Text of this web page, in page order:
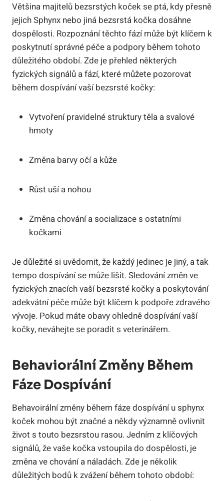
Většina majitelů bezsrstých koček se ptá, kdy přesně
jejich Sphynx nebo jiná bezsrstá kočka dosáhne
dospělosti. Rozpoznání těchto fází může být klíčem k
poskytnutí správné péče a podpory během tohoto
důležitého období. Zde je přehled některých
fyzických signálů a fází, které můžete pozorovat
během dospívání vaší bezsrsté kočky:
Vytvoření pravidelné struktury těla a svalové
hmoty
Změna barvy očí a kůže
Růst uší a nohou
Změna chování a socializace s ostatními
kočkami
Je důležité si uvědomit, že každý jedinec je jiný, a tak
tempo dospívání se může lišit. Sledování změn ve
fyzických znacích vaší bezsrsté kočky a poskytování
adekvátní péče může být klíčem k podpoře zdravého
vývoje. Pokud máte obavy ohledně dospívání vaší
kočky, neváhejte se poradit s veterinářem.
Behaviorální Změny Během
Fáze Dospívání
Behavoirální změny během fáze dospívání u sphynx
koček mohou být značné a někdy významně ovlivnit
život s touto bezsrstou rasou. Jedním z klíčových
signálů, že vaše kočka vstoupila do dospělosti, je
změna ve chování a náladách. Zde je několik
důležitých bodů k zvážení během tohoto období: